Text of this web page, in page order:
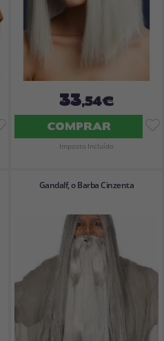
33,54€
COMPRAR
Imposto Incluído
Gandalf, o Barba Cinzenta